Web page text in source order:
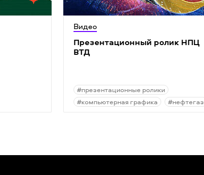
Видео
Презентационный ролик НПЦ
ВТД
#презентационные ролики
#компьютерная графика
#нефтегаз